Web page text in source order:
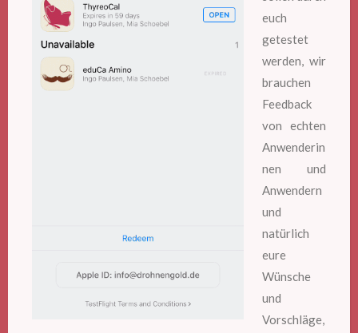
euch
getestet
werden, wir
brauchen
Feedback
von echten
Anwenderin
nen und
Anwendern
und
natürlich
eure
Wünsche
und
Vorschläge,